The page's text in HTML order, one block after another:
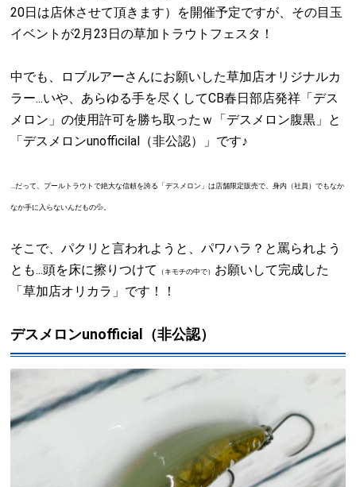
20日は店休させて頂きます）を開催予定ですが、その目玉
イベントが2月23日の草加トラウトフェスタ！
中でも、ロブルアーさんにお願いした草加店オリジナルカ
ラー...いや、あらゆる手を尽くしてCB春日部店発祥「デス
メロン」の使用許可を勝ち取ったｗ「デスメロン腹黒」と
「デスメロンunofficilal（非公認）」です♪
...だって、プールトラウトで絶大な信頼を誇る「デスメロン」は店舗限定販売で、身内（社員）でもなか
なか手に入らないんだもの💦。
そこで、パクリと言われようと、パワハラ？と罵られよう
とも...頭を床に擦りつけて
（キモチの中で） お願いして完成した
「草加店オリカラ」です！！
デスメロンunofficial（非公認）